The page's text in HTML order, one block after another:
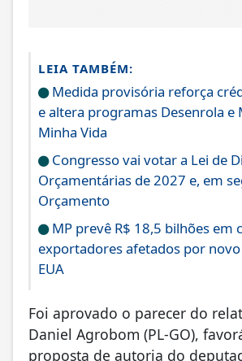
LEIA TAMBÉM:
Medida provisória reforça
e altera programas Desenrola e
Minha Vida
Congresso vai votar a Lei de
Orçamentárias de 2027 e, em
Orçamento
MP prevê R$ 18,5 bilhões em
exportadores afetados por
EUA
Foi aprovado o parecer do
Daniel Agrobom (PL-GO),
proposta de autoria do